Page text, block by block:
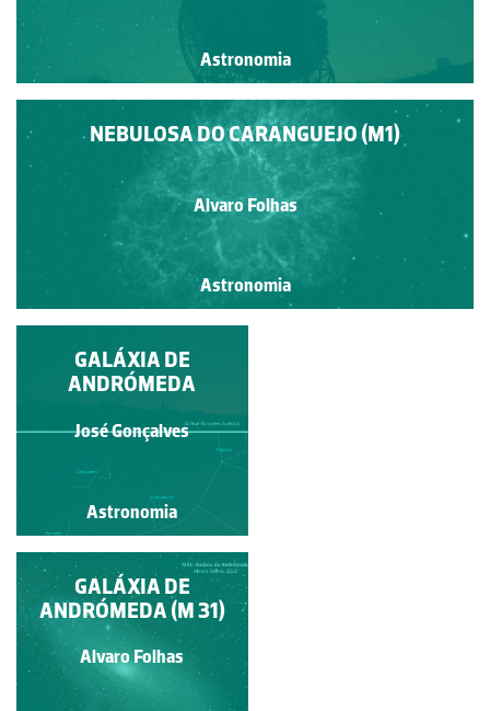
Astronomia
NEBULOSA DO CARANGUEJO (M1)
Alvaro Folhas
Astronomia
SUPERLUA
Guilherme Monteiro
Astronomia
GALÁXIA DE
ANDRÓMEDA
José Gonçalves
Astronomia
MOSAICO LUNAR
Alvaro Folhas
GALÁXIA DE
ANDRÓMEDA (M 31)
Alvaro Folhas